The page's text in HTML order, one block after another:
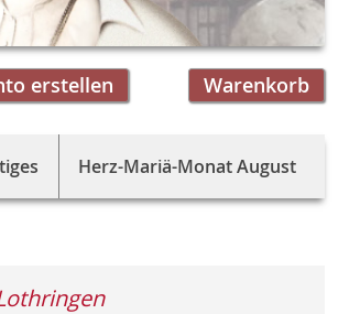
Warenkorb
erstellen
Herz-Mariä-Monat August